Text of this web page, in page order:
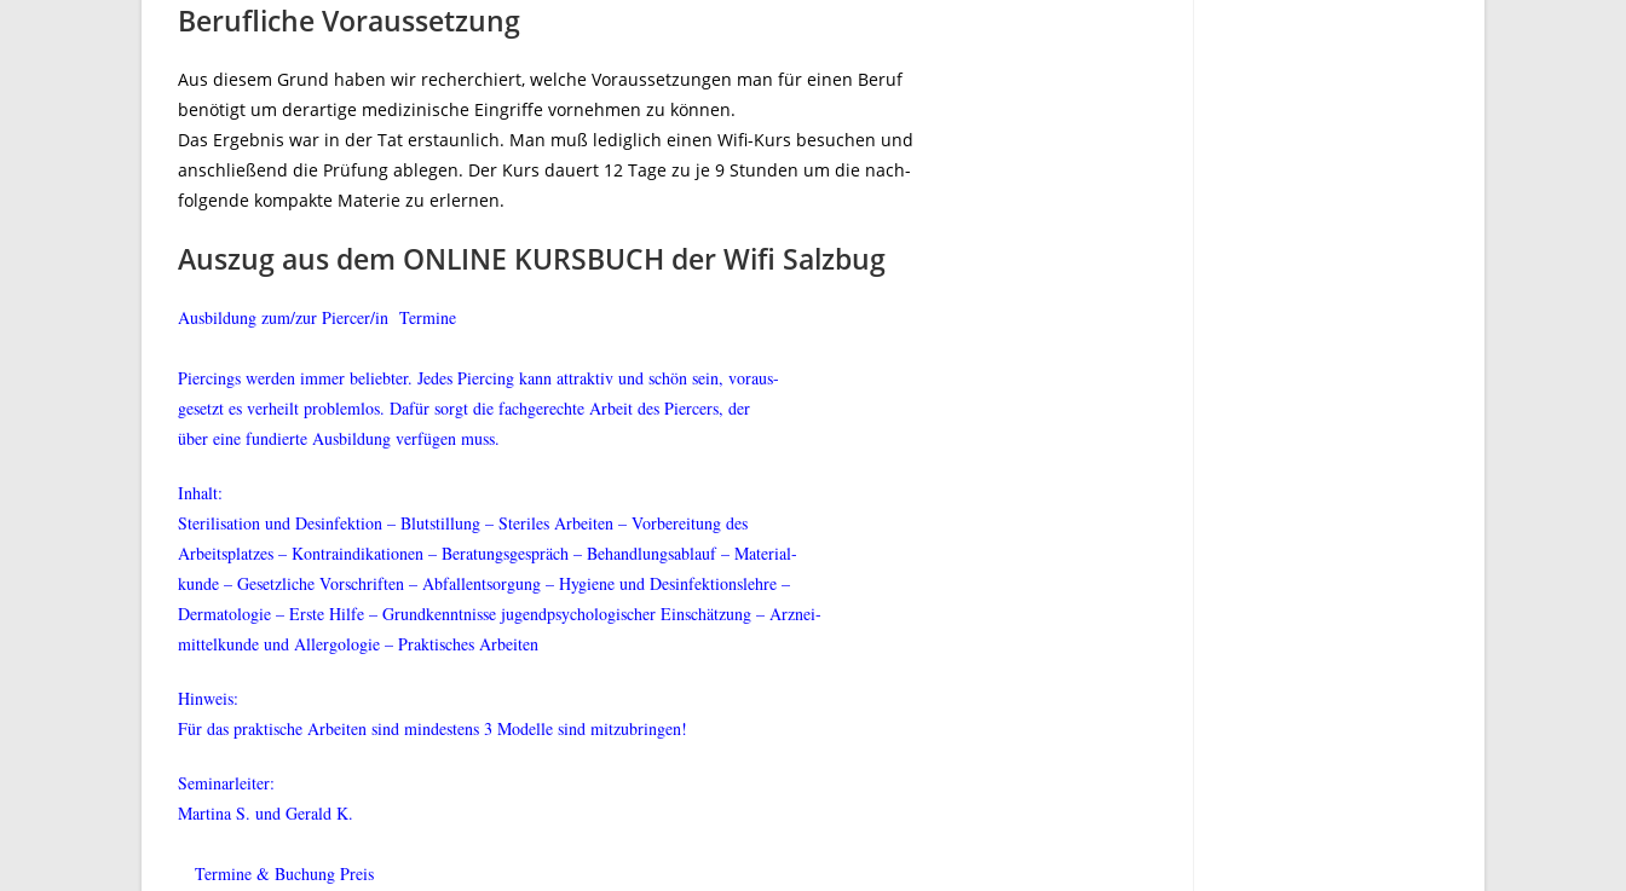
Berufliche Voraussetzung
Aus diesem Grund haben wir recherchiert, welche Voraussetzungen man für einen Beruf
benötigt um derartige medizinische Eingriffe vornehmen zu können.
Das Ergebnis war in der Tat erstaunlich. Man muß lediglich einen Wifi-Kurs besuchen und
anschließend die Prüfung ablegen. Der Kurs dauert 12 Tage zu je 9 Stunden um die nach-
folgende kompakte Materie zu erlernen.
Auszug aus dem ONLINE KURSBUCH der Wifi Salzbug
Ausbildung zum/zur Piercer/in Termine
Piercings werden immer beliebter. Jedes Piercing kann attraktiv und schön sein, voraus-
gesetzt es verheilt problemlos. Dafür sorgt die fachgerechte Arbeit des Piercers, der
über eine fundierte Ausbildung verfügen muss.
Inhalt:
Sterilisation und Desinfektion – Blutstillung – Steriles Arbeiten – Vorbereitung des
Arbeitsplatzes – Kontraindikationen – Beratungsgespräch – Behandlungsablauf – Material-
kunde – Gesetzliche Vorschriften – Abfallentsorgung – Hygiene und Desinfektionslehre –
Dermatologie – Erste Hilfe – Grundkenntnisse jugendpsychologischer Einschätzung – Arznei-
mittelkunde und Allergologie – Praktisches Arbeiten
Hinweis:
Für das praktische Arbeiten sind mindestens 3 Modelle sind mitzubringen!
Seminarleiter:
Martina S. und Gerald K.
Termine & Buchung Preis